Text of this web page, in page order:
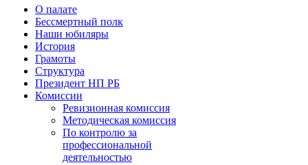
О палате
Бессмертный полк
Наши юбиляры
История
Грамоты
Структура
Президент НП РБ
Комиссии
Ревизионная комиссия
Методическая комиссия
По контролю за
профессиональной
деятельностью